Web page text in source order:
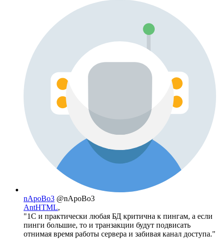
nApoBo3 @nApoBo3
AntHTML,
"1С и практически любая БД критична к пингам, а если
пинги большие, то и транзакции будут подвисать
отнимая время работы сервера и забивая канал доступа."